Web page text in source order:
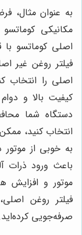
به عنوان مثال،
مکانیکی
اصلی را انتخاب
کیفیت بالا و
دستگاه شما
انتخاب کنید،
به خوبی از
باعث ورود ذرات
موتور و افزایش
فیلتر روغن
صرفه‌جویی